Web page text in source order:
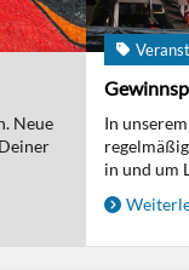
Neue
In
in und um